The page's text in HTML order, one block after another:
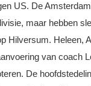
US. De
maar hebben
Hilversum. Heleen,
van coach
De